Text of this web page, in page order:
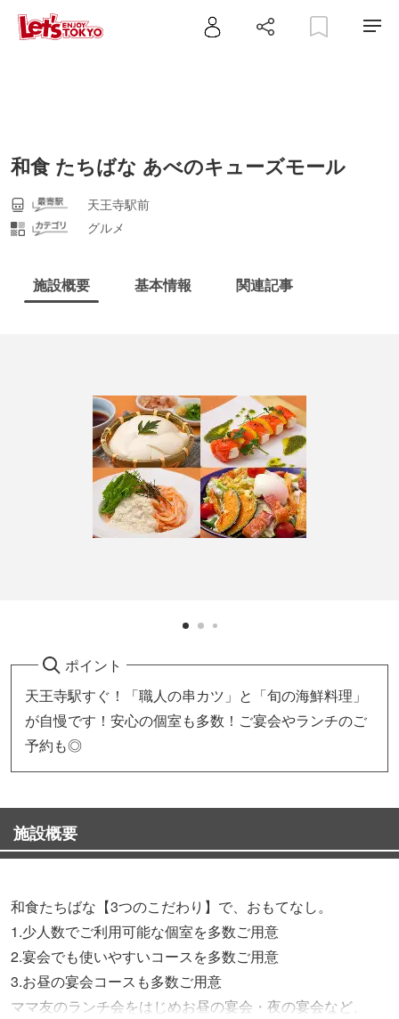
和食 たちばな あべのキューズモール
天王寺駅前
グルメ
施設概要 基本情報 関連記事
ポイント
天王寺駅すぐ！「職人の串カツ」と「旬の海鮮料理」
が自慢です！安心の個室も多数！ご宴会やランチのご
予約も◎
施設概要
和食たちばな【3つのこだわり】で、おもてなし。
1.少人数でご利用可能な個室を多数ご用意
2.宴会でも使いやすいコースを多数ご用意
3.お昼の宴会コースも多数ご用意
ママ友のランチ会をはじめお昼の宴会・夜の宴会など、